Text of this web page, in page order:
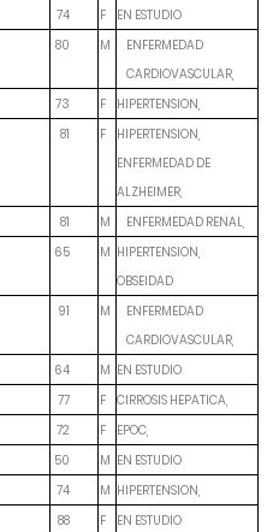
74 F
EN ESTUDIO
80 M
ENFERMEDAD
CARDIOVASCULAR,
73 F
HIPERTENSION,
81 F
HIPERTENSION,
ENFERMEDAD DE
ALZHEIMER,
81 M
ENFERMEDAD RENAL,
65 M HIPERTENSION,
OBSEIDAD
91 M
ENFERMEDAD
CARDIOVASCULAR,
64 M EN ESTUDIO
77 F
CIRROSIS HEPATICA,
72 F
EPOC,
50 M EN ESTUDIO
74 M HIPERTENSION,
88 F
EN ESTUDIO